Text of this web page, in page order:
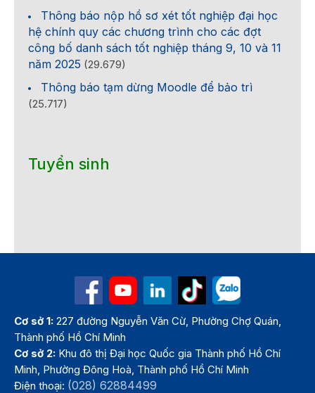
Thông báo nộp hồ sơ xét tốt nghiệp đại học
hệ chính quy các chương trình cho các đợt
công bố danh sách tốt nghiệp tháng 9, 10 và 11
năm 2025 (29.679)
Thông báo tạm dừng Moodle để bảo trì
(25.717)
Tuyển sinh
Cơ sở 1: 227 đường Nguyễn Văn Cừ, Phường Chợ Quán,
Thành phố Hồ Chí Minh
Cơ sở 2: Khu đô thị Đại học Quốc gia Thành phố Hồ Chí
Minh, Phường Đông Hoà, Thành phố Hồ Chí Minh
Điện thoại: (028) 62884499